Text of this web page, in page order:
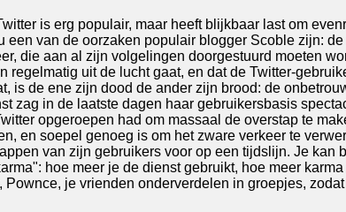
is erg populair, maar heeft blijkbaar last om
een van de oorzaken populair blogger Scoble zijn:
die aan al zijn volgelingen doorgestuurd moeten
regelmatig uit de lucht gaat, en dat de Twitter-
is de ene zijn dood de ander zijn brood: de
zag in de laatste dagen haar gebruikersbasis
opgeroepen had om massaal de overstap te
en soepel genoeg is om het zware verkeer te
van zijn gebruikers voor op een tijdslijn. Je
hoe meer je de dienst gebruikt, hoe meer
je vrienden onderverdelen in groepjes,